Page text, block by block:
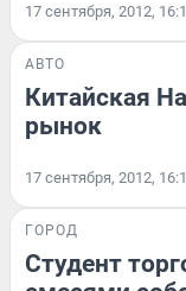
17 сентября, 2012,
АВТО
Китайская
рынок
17 сентября, 2012,
ГОРОД
Студент